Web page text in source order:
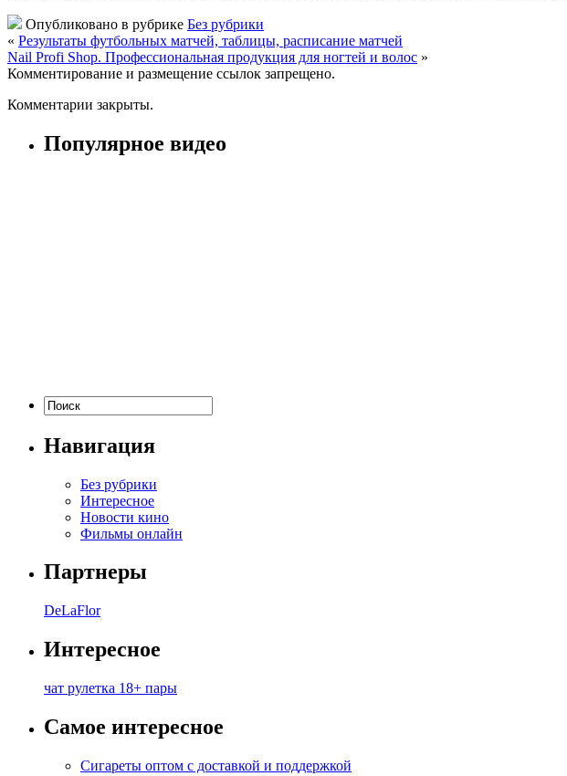
Опубликовано в рубрике Без рубрики
« Результаты футбольных матчей, таблицы, расписание матчей
Nail Profi Shop. Профессиональная продукция для ногтей и волос »
Комментирование и размещение ссылок запрещено.
Комментарии закрыты.
Популярное видео
Навигация
Без рубрики
Интересное
Новости кино
Фильмы онлайн
Партнеры
DeLaFlor
Интересное
чат рулетка 18+ пары
Самое интересное
Сигареты оптом с доставкой и поддержкой